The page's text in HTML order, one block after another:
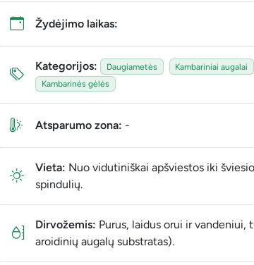
Žydėjimo laikas:
Kategorijos: Daugiametės Kambariniai augalai
Kambarinės gėlės
Atsparumo zona: -
Vieta: Nuo vidutiniškai apšviestos iki
spindulių.
Dirvožemis: Purus, laidus orui ir vandeniui,
aroidinių augalų substratas).